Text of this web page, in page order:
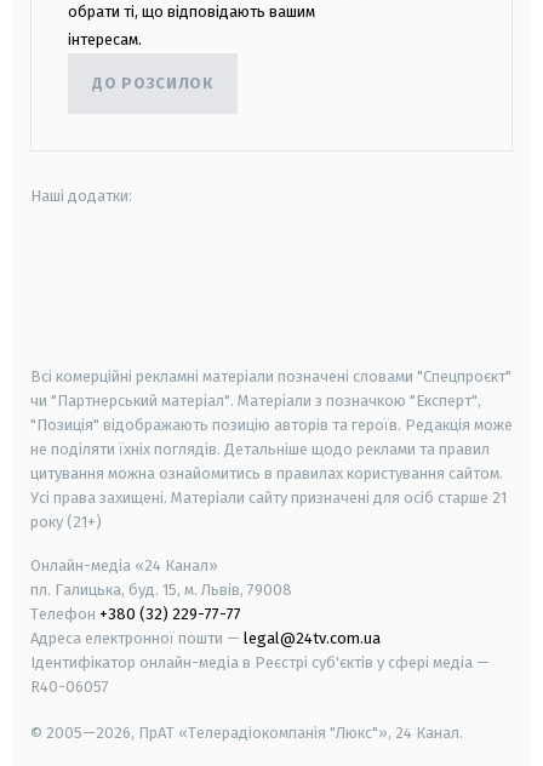
обрати ті, що відповідають вашим
інтересам.
ДО РОЗСИЛОК
Наші додатки:
Всі комерційні рекламні матеріали позначені словами "Спецпроєкт"
чи "Партнерський матеріал". Матеріали з позначкою "Експерт",
"Позиція" відображають позицію авторів та героїв. Редакція може
не поділяти їхніх поглядів. Детальніше щодо реклами та правил
цитування можна ознайомитись в правилах користування сайтом.
Усі права захищені. Матеріали сайту призначені для осіб старше 21
року (21+)
Онлайн-медіа «24 Канал»
пл. Галицька, буд. 15, м. Львів, 79008
Телефон +380 (32) 229-77-77
Адреса електронної пошти — legal@24tv.com.ua
Ідентифікатор онлайн-медіа в Реєстрі суб'єктів у сфері медіа —
R40-06057
© 2005—2026, ПрАТ «Телерадіокомпанія "Люкс"», 24 Канал.